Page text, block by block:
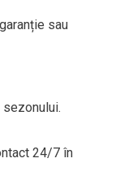
sau
24/7 în